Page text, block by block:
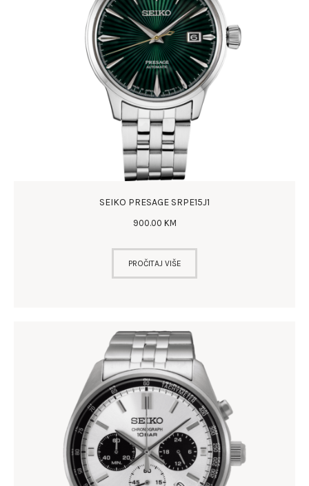
SEIKO PRESAGE SRPE15J1
900.00 KM
PROČITAJ VIŠE